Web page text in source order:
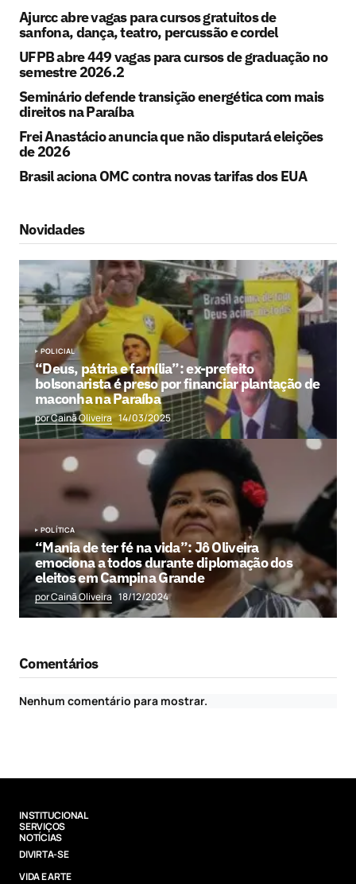
Ajurcc abre vagas para cursos gratuitos de
sanfona, dança, teatro, percussão e cordel
UFPB abre 449 vagas para cursos de graduação no
semestre 2026.2
Seminário defende transição energética com mais
direitos na Paraíba
Frei Anastácio anuncia que não disputará eleições
de 2026
Brasil aciona OMC contra novas tarifas dos EUA
Novidades
POLICIAL
“Deus, pátria e família”: ex-prefeito
bolsonarista é preso por financiar plantação de
maconha na Paraíba
por Cainã Oliveira 14/03/2025
POLÍTICA
“Mania de ter fé na vida”: Jô Oliveira
emociona a todos durante diplomação dos
eleitos em Campina Grande
por Cainã Oliveira 18/12/2024
Comentários
Nenhum comentário para mostrar.
INSTITUCIONAL
SERVIÇOS
NOTÍCIAS
DIVIRTA-SE
VIDA E ARTE